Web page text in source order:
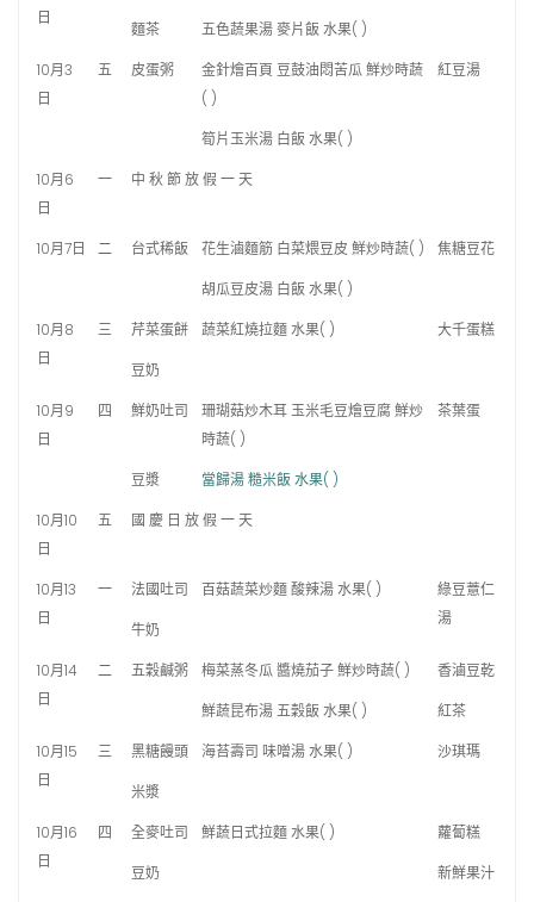
日
麵茶
五色蔬果湯 麥片飯 水果( )
10月3
日
五 皮蛋粥
金針燴百頁 豆鼓油悶苦瓜 鮮炒時蔬
( )
紅豆湯
筍片玉米湯 白飯 水果( )
10月6
日
一 中 秋 節 放 假 一 天
10月7日 二 台式稀飯 花生滷麵筋 白菜煨豆皮 鮮炒時蔬( )
焦糖豆花
胡瓜豆皮湯 白飯 水果( )
10月8
日
三 芹菜蛋餅 蔬菜紅燒拉麵 水果( )
大千蛋糕
豆奶
10月9
日
四 鮮奶吐司
珊瑚菇炒木耳 玉米毛豆燴豆腐 鮮炒
時蔬( )
茶葉蛋
豆漿
當歸湯 糙米飯 水果( )
10月10
日
五 國 慶 日 放 假 一 天
10月13
日
一 法國吐司 百菇蔬菜炒麵 酸辣湯 水果( )
綠豆薏仁
湯
牛奶
10月14
日
二 五穀鹹粥 梅菜蒸冬瓜 醬燒茄子 鮮炒時蔬( )
香滷豆乾
鮮蔬昆布湯 五穀飯 水果( )
紅茶
10月15
日
三 黑糖饅頭 海苔壽司 味噌湯 水果( )
沙琪瑪
米漿
10月16
日
四 全麥吐司 鮮蔬日式拉麵 水果( )
蘿蔔糕
豆奶
新鮮果汁